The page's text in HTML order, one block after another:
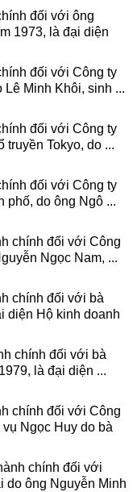
đối với ông
1973, là đại diện
đối với Công ty
Minh Khôi, sinh ...
đối với Công ty
truyền Tokyo, do ...
đối với Công ty
phố, do ông Ngô ...
chính đối với Công
Ngọc Nam, ...
chính đối với bà
diện Hộ kinh doanh
chính đối với bà
là đại diện ...
chính đối với Công
Ngọc Huy do bà
chính đối với
do ông Nguyễn Minh